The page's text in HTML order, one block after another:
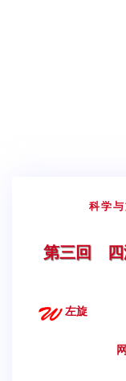
科学
第三回 四
左旋